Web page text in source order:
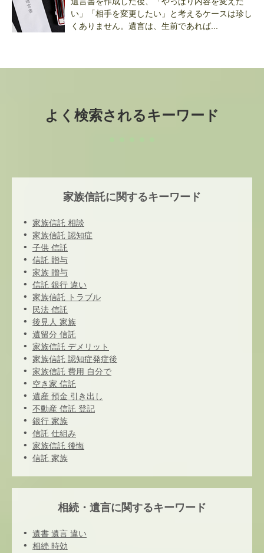
い」「相手を変更したい」と考えるケースは珍し
くありません。遺言は、生前であれば...
よく検索されるキーワード
家族信託に関するキーワード
家族信託 相談
家族信託 認知症
子供 信託
信託 贈与
家族 贈与
信託 銀行 違い
家族信託 トラブル
民法 信託
後見人 家族
遺留分 信託
家族信託 デメリット
家族信託 認知症発症後
家族信託 費用 自分で
空き家 信託
遺産 預金 引き出し
不動産 信託 登記
銀行 家族
信託 仕組み
家族信託 後悔
信託 家族
相続・遺言に関するキーワード
遺書 遺言 違い
相続 時効